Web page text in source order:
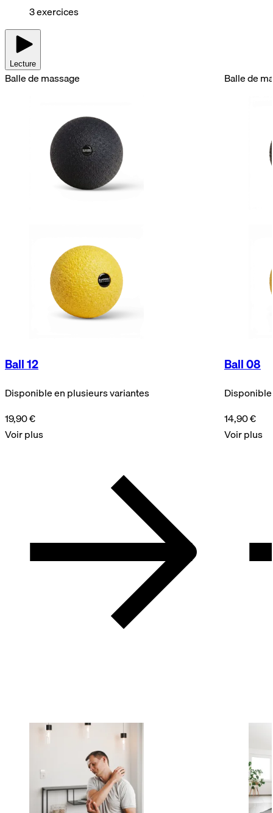
3 exercices
Lecture
Balle de massage
Ball 12
Disponible en plusieurs variantes
19,90 €
Voir plus
Balle de
Ball 08
14,90 €
Voir plus